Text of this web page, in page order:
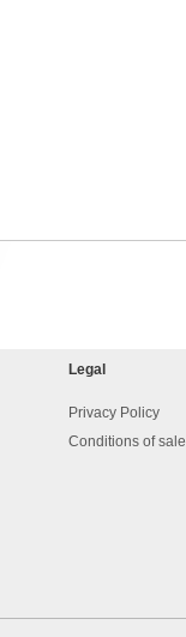
Legal
Privacy Policy
Conditions of